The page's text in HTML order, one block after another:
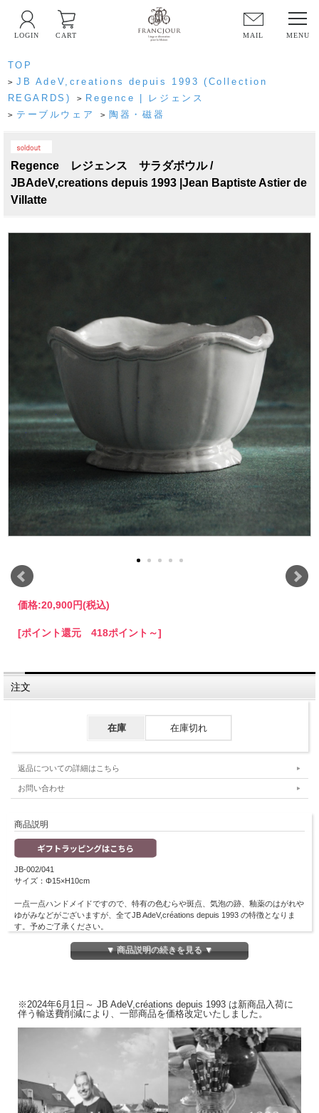
MAIL
LOGIN CART
TOP
> JB AdeV,creations depuis 1993 (Collection
REGARDS)
> Regence | レジェンス
> テーブルウェア > 陶器・磁器
PICK UP
Regence レジェンス サラダボウル /
JBAdeV,creations depuis 1993 |Jean Baptiste Astier de
Villatte
価格:20,900円(税込)
[ポイント還元 418ポイント～]
注文
在庫 在庫切れ
返品についての詳細はこちら
お問い合わせ
商品説明
JB-002/041
サイズ：Φ15×H10cm
一点一点ハンドメイドですので、特有の色むらや斑点、気泡の跡、釉薬のはがれや
ゆがみなどがございますが、全てJB AdeV,créations depuis 1993 の特徴となりま
す。予めご了承ください。
陶器のお取扱いについてこちらをご確認ください。
▼ 商品説明の続きを見る ▼
※2024年6月1日～ JB AdeV,créations depuis 1993 は新商品入荷に
伴う輸送費削減により、一部商品を価格改定いたしました。